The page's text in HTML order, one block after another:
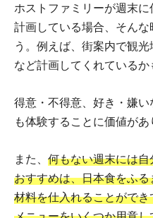
ホストファミリーが週末
計画している場合、そん
う。例えば、街案内で観
など計画してくれているか
得意・不得意、好き・嫌
も体験することに価値があ
また、 何もない週末には
おすすめは、日本食をふ
材料を仕入れることがで